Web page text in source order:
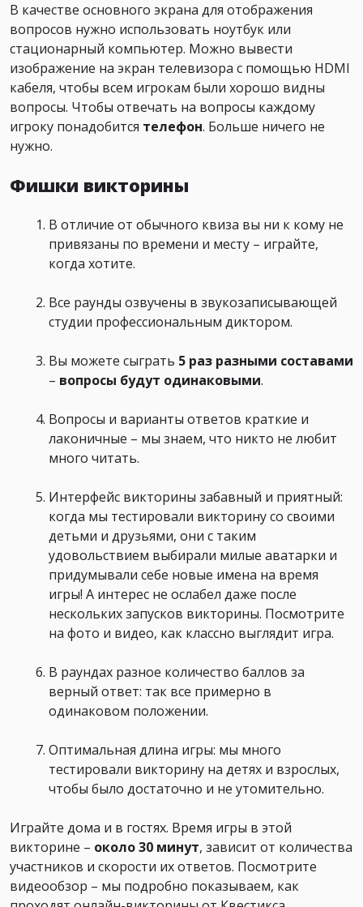
В качестве основного экрана для отображения
вопросов нужно использовать ноутбук или
стационарный компьютер. Можно вывести
изображение на экран телевизора с помощью HDMI
кабеля, чтобы всем игрокам были хорошо видны
вопросы. Чтобы отвечать на вопросы каждому
игроку понадобится телефон. Больше ничего не
нужно.
Фишки викторины
В отличие от обычного квиза вы ни к кому не
привязаны по времени и месту – играйте,
когда хотите.
Все раунды озвучены в звукозаписывающей
студии профессиональным диктором.
Вы можете сыграть 5 раз разными составами
– вопросы будут одинаковыми.
Вопросы и варианты ответов краткие и
лаконичные – мы знаем, что никто не любит
много читать.
Интерфейс викторины забавный и приятный:
когда мы тестировали викторину со своими
детьми и друзьями, они с таким
удовольствием выбирали милые аватарки и
придумывали себе новые имена на время
игры! А интерес не ослабел даже после
нескольких запусков викторины. Посмотрите
на фото и видео, как классно выглядит игра.
В раундах разное количество баллов за
верный ответ: так все примерно в
одинаковом положении.
Оптимальная длина игры: мы много
тестировали викторину на детях и взрослых,
чтобы было достаточно и не утомительно.
Играйте дома и в гостях. Время игры в этой
викторине – около 30 минут, зависит от количества
участников и скорости их ответов. Посмотрите
видеообзор – мы подробно показываем, как